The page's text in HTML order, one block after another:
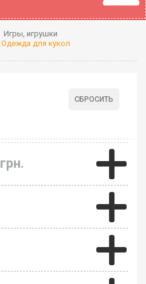
Игры, игрушки
Одежда для кукол
грн.